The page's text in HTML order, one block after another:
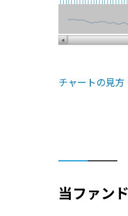
チャートの見方
当ファン